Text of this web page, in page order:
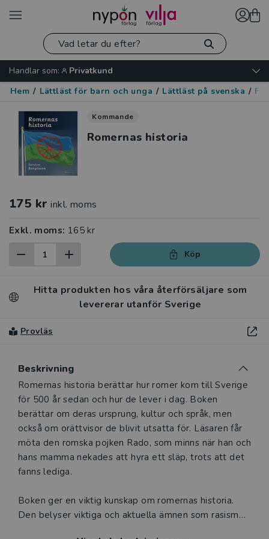
Handlar som:
Privatkund
Hem / Lättläst för barn och unga / Lättläst på svenska /
Kommande
Romernas historia
175 kr inkl. moms
Exkl. moms: 165 kr
Köp
Hitta produkten hos våra återförsäljare som
levererar utanför Sverige
Provläs
Beskrivning
Beskrivning
Romernas historia berättar hur romer kom till Sverige
för 500 år sedan och hur de lever i dag. Boken
berättar om deras ursprung, kultur och språk, men
också om orättvisor de blivit utsatta för. Läsaren får
möta den romska pojken Rado, som minns när han och
hans mamma nekades att hyra ett släp, trots att det
fanns lediga.
Boken ger en viktig kunskap om romernas historia.
Den belyser viktiga och aktuella ämnen som rasism